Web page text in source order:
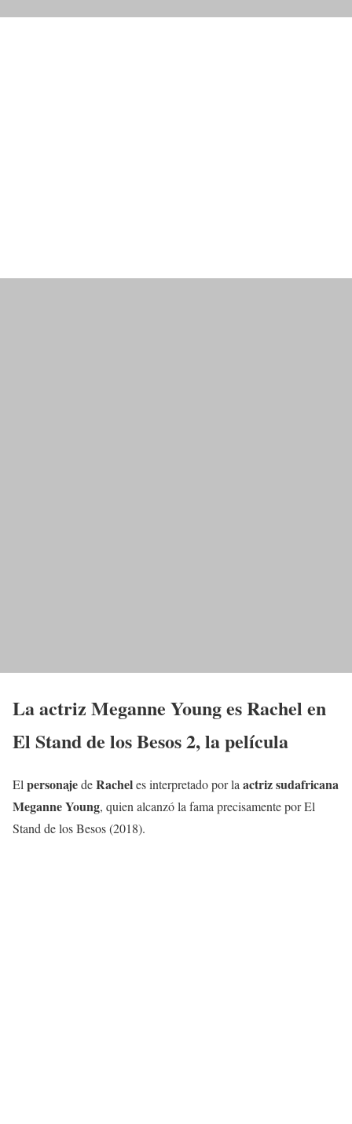
La actriz Meganne Young es Rachel en
El Stand de los Besos 2, la película
El personajedeRacheles interpretado por la actriz sudafricana
Meganne Young, quien alcanzó la fama precisamente por El
Stand de los Besos (2018).